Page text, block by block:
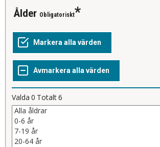
Ålder Obligatoriskt
Valda 0 Totalt6